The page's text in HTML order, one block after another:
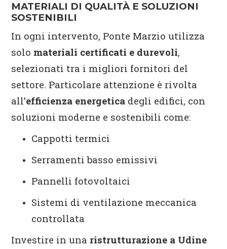
MATERIALI DI QUALITÀ E SOLUZIONI
SOSTENIBILI
In ogni intervento, Ponte Marzio utilizza
solo materiali certificati e durevoli,
selezionati tra i migliori fornitori del
settore. Particolare attenzione è rivolta
all’efficienza energetica degli edifici, con
soluzioni moderne e sostenibili come:
Cappotti termici
Serramenti basso emissivi
Pannelli fotovoltaici
Sistemi di ventilazione meccanica
controllata
Investire in una ristrutturazione a Udine